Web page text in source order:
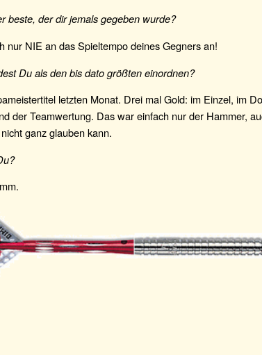
beste, der dir jemals gegeben wurde?
nur NIE an das Spieltempo deines Gegners an!
Du als den bis dato größten einordnen?
letzten Monat. Drei mal Gold: im Einzel, im
der Teamwertung. Das war einfach nur der Hammer,
ganz glauben kann.